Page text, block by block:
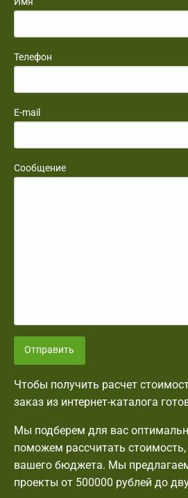
Телефон
E-mail
Сообщение
Отправить
Чтобы получить расчет
заказ из интернет-каталога
Мы подберем для вас
поможем рассчитать
вашего бюджета. Мы
проекты от 500000 рублей до